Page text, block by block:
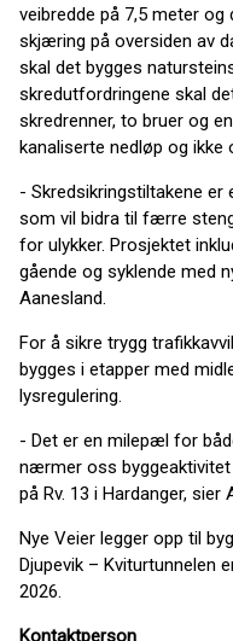
veibredde på 7,5 meter og
skjæring på oversiden av
skal det bygges
skredutfordringene skal
skredrenner, to bruer og
kanaliserte nedløp og ikke
- Skredsikringstiltakene
som vil bidra til færre
for ulykker. Prosjektet
gående og syklende med
Aanesland.
For å sikre trygg
bygges i etapper med
lysregulering.
- Det er en milepæl for
nærmer oss
på Rv. 13 i Hardanger, sier
Nye Veier legger opp til
Djupevik – Kviturtunnelen
2026.
Kontaktperson